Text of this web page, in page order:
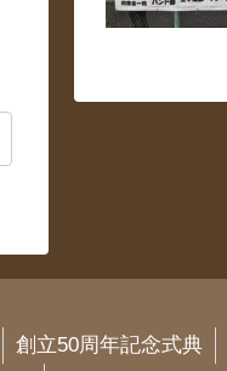
創立50周年記念式典